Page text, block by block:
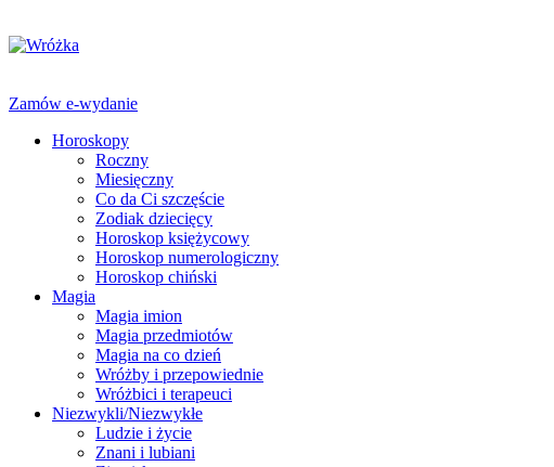
Zamów e-wydanie
Horoskopy
Roczny
Miesięczny
Co da Ci szczęście
Zodiak dziecięcy
Horoskop księżycowy
Horoskop numerologiczny
Horoskop chiński
Magia
Magia imion
Magia przedmiotów
Magia na co dzień
Wróżby i przepowiednie
Wróżbici i terapeuci
Niezwykli/Niezwykłe
Ludzie i życie
Znani i lubiani